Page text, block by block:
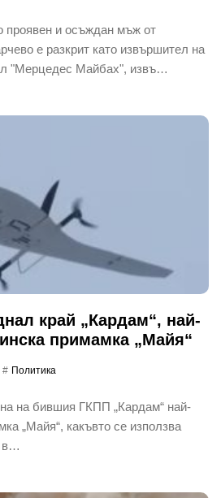
проявен и осъждан мъж от
е разкрит като извършител на
"Мерцедес Майбах", извъ…
край „Кардам“, най-
примамка „Майя“
Политика
на бившия ГКПП „Кардам“ най-
„Майя“, какъвто се използва
в…